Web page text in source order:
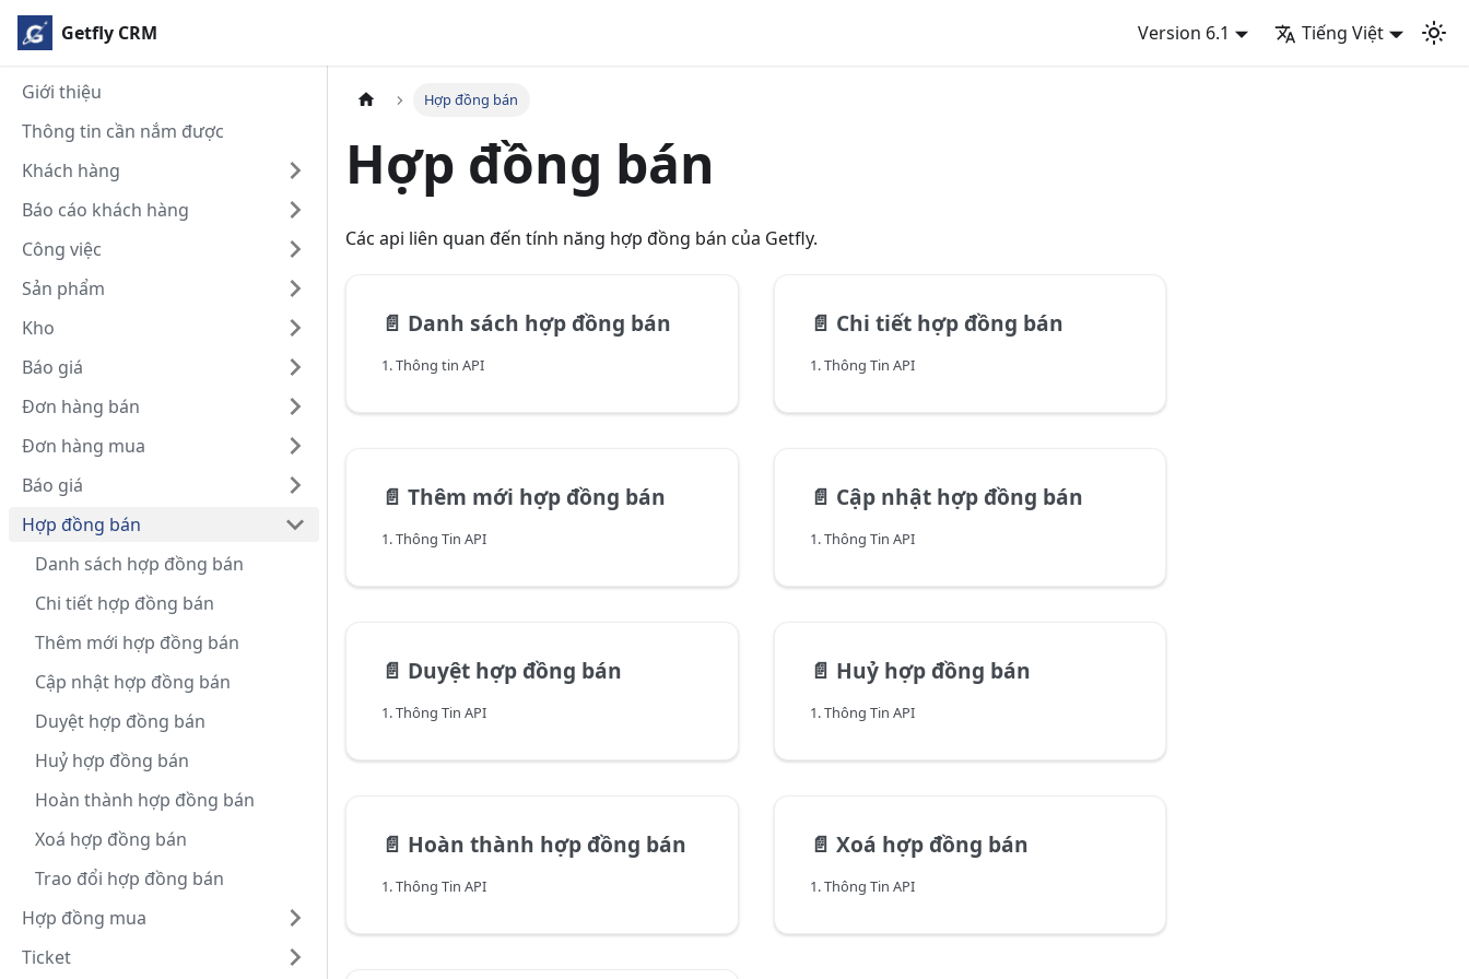
Getfly CRM Version 6.1 Tiếng Việt
Giới thiệu
Thông tin cần nắm được
Khách hàng
Báo cáo khách hàng
Công việc
Sản phẩm
Kho
Báo giá
Đơn hàng bán
Đơn hàng mua
Báo giá
Hợp đồng bán
Danh sách hợp đồng bán
Chi tiết hợp đồng bán
Thêm mới hợp đồng bán
Cập nhật hợp đồng bán
Duyệt hợp đồng bán
Huỷ hợp đồng bán
Hoàn thành hợp đồng bán
Xoá hợp đồng bán
Trao đổi hợp đồng bán
Hợp đồng mua
Ticket
Hợp đồng bán
Hợp đồng bán
Các api liên quan đến tính năng hợp đồng bán của Getfly.
📄️ Danh sách hợp đồng bán
1. Thông tin API
📄️ Chi tiết hợp đồng bán
1. Thông Tin API
📄️ Thêm mới hợp đồng bán
1. Thông Tin API
📄️ Cập nhật hợp đồng bán
1. Thông Tin API
📄️ Duyệt hợp đồng bán
1. Thông Tin API
📄️ Huỷ hợp đồng bán
1. Thông Tin API
📄️ Hoàn thành hợp đồng bán
1. Thông Tin API
📄️ Xoá hợp đồng bán
1. Thông Tin API